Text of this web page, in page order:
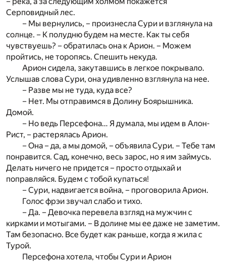
Серповидный лес.
– Мы вернулись, – произнесла Сури и взглянула на
солнце. – К полудню будем на месте. Как ты себя
чувствуешь? – обратилась она к Арион. – Можем
пройтись, не торопясь. Спешить некуда.
Арион сидела, закутавшись в легкое покрывало.
Услышав слова Сури, она удивленно взглянула на нее.
– Разве мы не туда, куда все?
– Нет. Мы отправимся в Долину Боярышника.
Домой.
– Но ведь Персефона… Я думала, мы идем в Алон-
Рист, – растерялась Арион.
– Она – да, а мы домой, – объявила Сури. – Тебе там
понравится. Сад, конечно, весь зарос, но я им займусь.
Делать ничего не придется – просто отдыхай и
поправляйся. Будем с тобой купаться!
– Сури, надвигается война, – проговорила Арион.
Голос фрэи звучал слабо и тихо.
– Да. – Девочка перевела взгляд на мужчин с
кирками и мотыгами. – В долине мы ее даже не заметим.
Там безопасно. Все будет как раньше, когда я жила с
Турой.
Персефона хотела, чтобы Сури и Арион